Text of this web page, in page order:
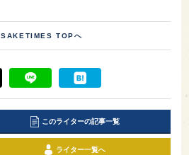
SAKETIMES TOPへ
このライターの記事一覧
ライター一覧へ